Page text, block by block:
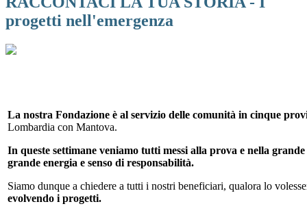
progetti nell'emergenza
La nostra Fondazione è al servizio delle comunità in cinque
Lombardia con Mantova.
In queste settimane veniamo tutti messi alla prova e nella
grande energia e senso di responsabilità.
Siamo dunque a chiedere a tutti i nostri beneficiari, qualora lo
evolvendo i progetti.